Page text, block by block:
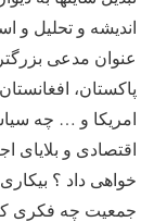
اندیشه و تحلیل و
عنوان مدعی
پاکستان،
امریکا و … چه
اقتصادی و بلایای
خواهی داد ؟
جمعیت چه فکری